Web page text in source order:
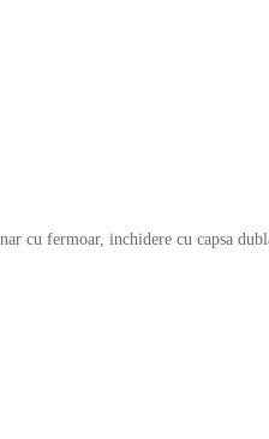
cu fermoar, inchidere cu capsa